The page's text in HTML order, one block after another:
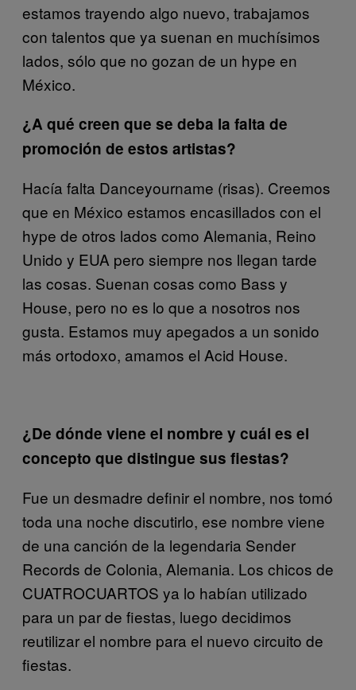
estamos trayendo algo nuevo, trabajamos
con talentos que ya suenan en muchísimos
lados, sólo que no gozan de un hype en
México.
¿A qué creen que se deba la falta de
promoción de estos artistas?
Hacía falta Danceyourname (risas). Creemos
que en México estamos encasillados con el
hype de otros lados como Alemania, Reino
Unido y EUA pero siempre nos llegan tarde
las cosas. Suenan cosas como Bass y
House, pero no es lo que a nosotros nos
gusta. Estamos muy apegados a un sonido
más ortodoxo, amamos el Acid House.
¿De dónde viene el nombre y cuál es el
concepto que distingue sus fiestas?
Fue un desmadre definir el nombre, nos tomó
toda una noche discutirlo, ese nombre viene
de una canción de la legendaria Sender
Records de Colonia, Alemania. Los chicos de
CUATROCUARTOS ya lo habían utilizado
para un par de fiestas, luego decidimos
reutilizar el nombre para el nuevo circuito de
fiestas.